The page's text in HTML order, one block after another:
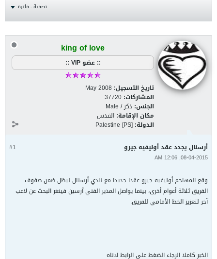
تصفية - فلترة
king of love
:: عضو VIP ::
تاريخ التسجيل: May 2008
المشاركات: 37720
الجنس: ذكر / Male
مكان الإقامة: القدس
الدولة: Palestine [PS]
#1 أرسنال يجدد عقد أوليفيه جيرو
08-04-2015, 12:06 AM
وقع المهاجم أوليفيه جيرو عقدا جديدا مع نادي أرسنال ليظل ضمن صفوف
الفريق ثلاثة أعوام أخرى، بينما يواصل المدير الفني آرسين فينغر البحث عن لاعب
آخر لتعزيز الخط الأمامي للفريق.
الخبر كاملا الرجاء الضغط على الرابط ادناه